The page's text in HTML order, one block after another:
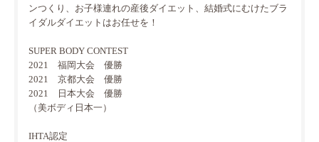
ンつくり、お子様連れの産後ダイエット、結婚式にむけたブラ
イダルダイエットはお任せを！
SUPER BODY CONTEST
2021 福岡大会 優勝
2021 京都大会 優勝
2021 日本大会 優勝
（美ボディ日本一）
IHTA認定